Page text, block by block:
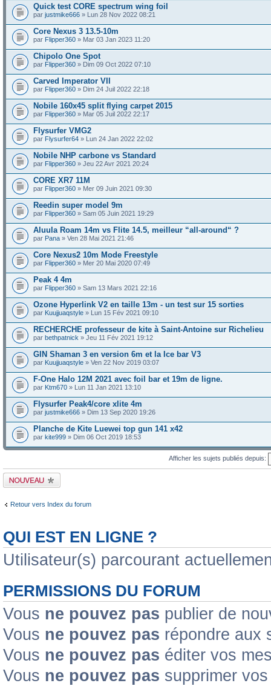
Quick test CORE spectrum wing foil
par justmike666 » Lun 28 Nov 2022 08:21
Core Nexus 3 13.5-10m
par Flipper360 » Mar 03 Jan 2023 11:20
Chipolo One Spot
par Flipper360 » Dim 09 Oct 2022 07:10
Carved Imperator VII
par Flipper360 » Dim 24 Juil 2022 22:18
Nobile 160x45 split flying carpet 2015
par Flipper360 » Mar 05 Juil 2022 22:17
Flysurfer VMG2
par Flysurfer64 » Lun 24 Jan 2022 22:02
Nobile NHP carbone vs Standard
par Flipper360 » Jeu 22 Avr 2021 20:24
CORE XR7 11M
par Flipper360 » Mer 09 Juin 2021 09:30
Reedin super model 9m
par Flipper360 » Sam 05 Juin 2021 19:29
Aluula Roam 14m vs Flite 14.5, meilleur “all-around“ ?
par Pana » Ven 28 Mai 2021 21:46
Core Nexus2 10m Mode Freestyle
par Flipper360 » Mer 20 Mai 2020 07:49
Peak 4 4m
par Flipper360 » Sam 13 Mars 2021 22:16
Ozone Hyperlink V2 en taille 13m - un test sur 15 sorties
par Kuujjuaqstyle » Lun 15 Fév 2021 09:10
RECHERCHE professeur de kite à Saint-Antoine sur Richelieu
par bethpatnick » Jeu 11 Fév 2021 19:12
GIN Shaman 3 en version 6m et la Ice bar V3
par Kuujjuaqstyle » Ven 22 Nov 2019 03:07
F-One Halo 12M 2021 avec foil bar et 19m de ligne.
par Ktm670 » Lun 11 Jan 2021 13:10
Flysurfer Peak4/core xlite 4m
par justmike666 » Dim 13 Sep 2020 19:26
Planche de Kite Luewei top gun 141 x42
par kite999 » Dim 06 Oct 2019 18:53
Afficher les sujets publiés depuis:
Publier un nouveau
sujet
Retour vers Index du forum
QUI EST EN LIGNE ?
Utilisateur(s) parcourant
PERMISSIONS DU FORUM
Vous ne pouvez pas publier de
Vous ne pouvez pas répondre aux
Vous ne pouvez pas éditer vos
Vous ne pouvez pas supprimer